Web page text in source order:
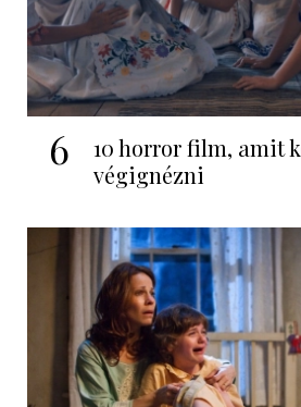
6
10 horror film, amit
végignézni